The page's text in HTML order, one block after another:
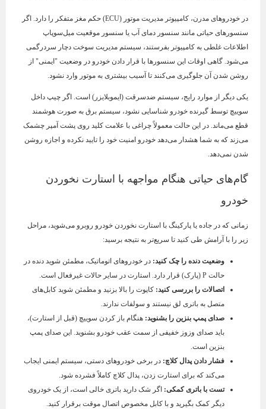
در خودروهای مدرن، کامپیوتر مدیریت موتور (ECU) حکم مغز متفکر را دارد. اگر
سنسورهای حیاتی مانند سنسور دمای آب یا سنسور موقعیت میل‌سوپاپ
اطلاعات غلطی به کامپیوتر بفرستند، سیستم مدیریت سوخت دچار سردرگمی
می‌شود. گاهی اوقات این سنسورها با قرار دادن خودرو در وضعیت "ایمنی" از
روشن شدن آن جلوگیری می‌کنند تا آسیب بیشتری به موتور وارد نشود.
یکی دیگر از موارد رایج، سیستم ضدسرقت (ایموبلایزر) است. اگر چیپ داخل
سوییچ توسط گیرنده خودرو شناسایی نشود، سیستم برق به صورت هوشمند
قطع می‌ماند. در این حالت معمولاً چراغی با علامت کلید روی پشت آمپر چشمک
می‌زند که به شما هشدار می‌دهد خودرو امنیت خود را تایید نکرده و اجازه روشن
شدن نمی‌دهد.
گام‌های حیاتی هنگام مواجهه با استارت نخوردن
خودرو
زمانی که در جاده یا پارکینگ با استارت نخوردن خودرو روبرو می‌شوید، مراحل
زیر را با آرامش طی کنید تا سریع‌تر به نتیجه برسید:
وضعیت دنده را چک کنید: در خودروهای اتوماتیک، مطمئن شوید دنده در
حالت P (پارک) قرار دارد. استارت در سایر حالات غیرفعال است.
اتصالات را بررسی کنید: کاپوت را بالا بزنید و مطمئن شوید کابل‌های
متصل به باتری لق نیستند و سولفات ندارند.
صدای پمپ بنزین را بشنوید: هنگام باز کردن سوییچ (قبل از استارت)،
باید صدای وزوز خفیفی از سمت عقب خودرو بشنوید. این صدای پمپ
بنزین است.
فشار دادن پدال کلاچ: در برخی خودروهای دستی، سیستم ایمنی ایجاب
می‌کند که برای استارت زدن، پدال کلاچ کاملاً فشرده شود.
تست با باتری کمکی: اگر شک دارید باتری خالی است، از یک خودروی
دیگر کمک بگیرید و با کابل مخصوص اتصال موقت برقرار کنید.